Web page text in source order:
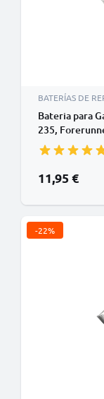
BATERÍAS DE
Bateria para
235,
Approach
00086-00
11,95 €
-22%